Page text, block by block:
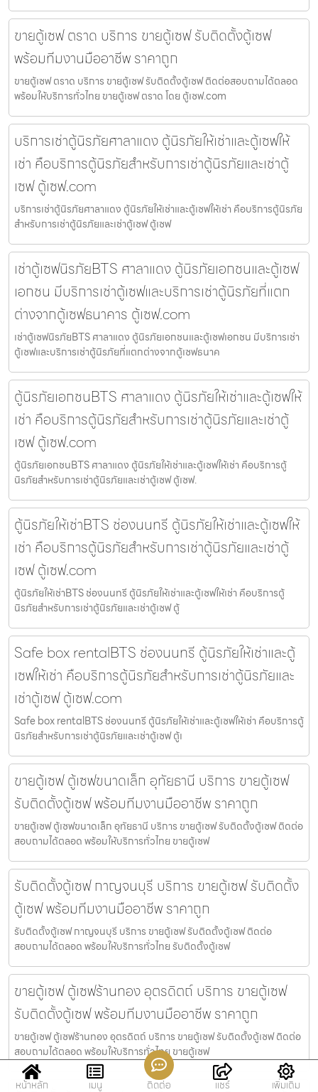
ขายตู้เซฟ ตราด บริการ ขายตู้เซฟ รับติดตั้งตู้เซฟ
พร้อมทีมงานมืออาชีพ ราคาถูก
ขายตู้เซฟ ตราด บริการ ขายตู้เซฟ รับติดตั้งตู้เซฟ ติดต่อสอบถามได้ตลอด
พร้อมให้บริการทั่วไทย ขายตู้เซฟ ตราด โดย ตู้เซฟ.com
บริการเช่าตู้นิรภัยศาลาแดง ตู้นิรภัยให้เช่าและตู้เซฟให้
เช่า คือบริการตู้นิรภัยสำหรับการเช่าตู้นิรภัยและเช่าตู้
เซฟ ตู้เซฟ.com
บริการเช่าตู้นิรภัยศาลาแดง ตู้นิรภัยให้เช่าและตู้เซฟให้เช่า คือบริการตู้นิรภัย
สำหรับการเช่าตู้นิรภัยและเช่าตู้เซฟ ตู้เซฟ
เช่าตู้เซฟนิรภัยBTS ศาลาแดง ตู้นิรภัยเอกชนและตู้เซฟ
เอกชน มีบริการเช่าตู้เซฟและบริการเช่าตู้นิรภัยที่แตก
ต่างจากตู้เซฟธนาคาร ตู้เซฟ.com
เช่าตู้เซฟนิรภัยBTS ศาลาแดง ตู้นิรภัยเอกชนและตู้เซฟเอกชน มีบริการเช่า
ตู้เซฟและบริการเช่าตู้นิรภัยที่แตกต่างจากตู้เซฟธนาค
ตู้นิรภัยเอกชนBTS ศาลาแดง ตู้นิรภัยให้เช่าและตู้เซฟให้
เช่า คือบริการตู้นิรภัยสำหรับการเช่าตู้นิรภัยและเช่าตู้
เซฟ ตู้เซฟ.com
ตู้นิรภัยเอกชนBTS ศาลาแดง ตู้นิรภัยให้เช่าและตู้เซฟให้เช่า คือบริการตู้
นิรภัยสำหรับการเช่าตู้นิรภัยและเช่าตู้เซฟ ตู้เซฟ.
ตู้นิรภัยให้เช่าBTS ช่องนนทรี ตู้นิรภัยให้เช่าและตู้เซฟให้
เช่า คือบริการตู้นิรภัยสำหรับการเช่าตู้นิรภัยและเช่าตู้
เซฟ ตู้เซฟ.com
ตู้นิรภัยให้เช่าBTS ช่องนนทรี ตู้นิรภัยให้เช่าและตู้เซฟให้เช่า คือบริการตู้
นิรภัยสำหรับการเช่าตู้นิรภัยและเช่าตู้เซฟ ตู้
Safe box rentalBTS ช่องนนทรี ตู้นิรภัยให้เช่าและตู้
เซฟให้เช่า คือบริการตู้นิรภัยสำหรับการเช่าตู้นิรภัยและ
เช่าตู้เซฟ ตู้เซฟ.com
Safe box rentalBTS ช่องนนทรี ตู้นิรภัยให้เช่าและตู้เซฟให้เช่า คือบริการตู้
นิรภัยสำหรับการเช่าตู้นิรภัยและเช่าตู้เซฟ ตู้เ
ขายตู้เซฟ ตู้เซฟขนาดเล็ก อุทัยธานี บริการ ขายตู้เซฟ
รับติดตั้งตู้เซฟ พร้อมทีมงานมืออาชีพ ราคาถูก
ขายตู้เซฟ ตู้เซฟขนาดเล็ก อุทัยธานี บริการ ขายตู้เซฟ รับติดตั้งตู้เซฟ ติดต่อ
สอบถามได้ตลอด พร้อมให้บริการทั่วไทย ขายตู้เซฟ
รับติดตั้งตู้เซฟ กาญจนบุรี บริการ ขายตู้เซฟ รับติดตั้ง
ตู้เซฟ พร้อมทีมงานมืออาชีพ ราคาถูก
รับติดตั้งตู้เซฟ กาญจนบุรี บริการ ขายตู้เซฟ รับติดตั้งตู้เซฟ ติดต่อ
สอบถามได้ตลอด พร้อมให้บริการทั่วไทย รับติดตั้งตู้เซฟ
ขายตู้เซฟ ตู้เซฟร้านทอง อุตรดิตถ์ บริการ ขายตู้เซฟ
รับติดตั้งตู้เซฟ พร้อมทีมงานมืออาชีพ ราคาถูก
ขายตู้เซฟ ตู้เซฟร้านทอง อุตรดิตถ์ บริการ ขายตู้เซฟ รับติดตั้งตู้เซฟ ติดต่อ
สอบถามได้ตลอด พร้อมให้บริการทั่วไทย ขายตู้เซฟ
หน้าหลัก เมนู ติดต่อ แชร์ เพิ่มเติม